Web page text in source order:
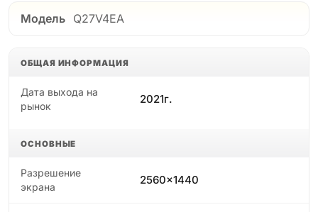
Модель Q27V4EA
ОБЩАЯ ИНФОРМАЦИЯ
Дата выхода на
рынок
2021г.
ОСНОВНЫЕ
Разрешение
экрана
2560x1440